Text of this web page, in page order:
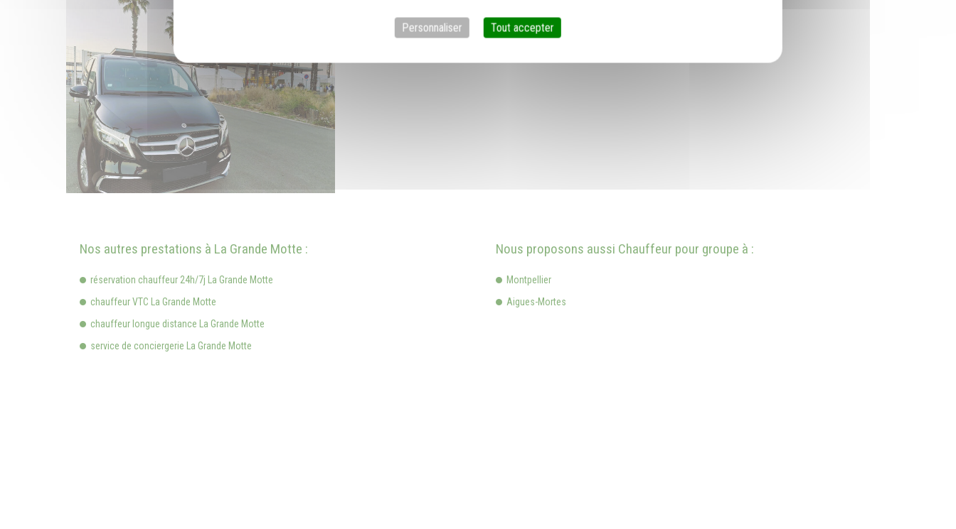
Nos autres prestations à La Grande Motte :
réservation chauffeur 24h/7j La Grande Motte
chauffeur VTC La Grande Motte
chauffeur longue distance La Grande Motte
service de conciergerie La Grande Motte
Nous proposons aussi Chauffeur pour groupe à :
Montpellier
Aigues-Mortes
Tout accepter
Personnaliser